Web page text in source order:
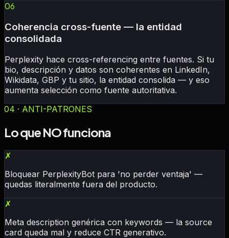
06
Coherencia cross-fuente — la entidad
consolidada
Perplexity hace cross-referencing entre fuentes. Si tu
bio, descripción y datos son coherentes en LinkedIn,
Wikidata, GBP y tu sitio, la entidad consolida — y eso
aumenta selección como fuente autoritativa.
04 · ANTI-PATRONES
Lo que NO funciona
✗
Bloquear PerplexityBot para 'no perder ventaja' —
quedas literalmente fuera del producto.
✗
Meta description genérica con keywords — la source
card queda mal y reduce CTR generativo.